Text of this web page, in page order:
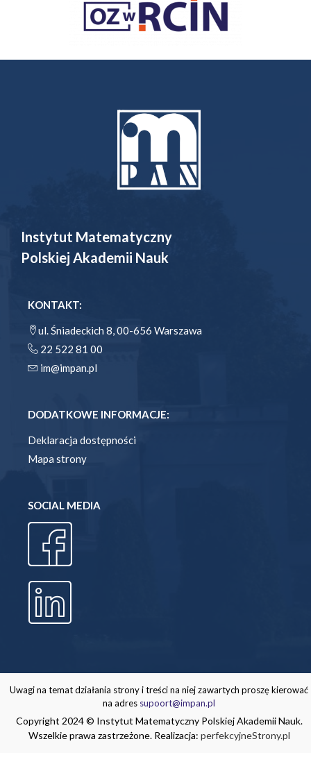
Instytut Matematyczny
Polskiej Akademii Nauk
KONTAKT:
ul. Śniadeckich 8, 00-656 Warszawa
22 522 81 00
im@impan.pl
DODATKOWE INFORMACJE:
Deklaracja dostępności
Mapa strony
SOCIAL MEDIA
Uwagi na temat działania strony i treści na niej zawartych proszę kierować
na adres supoort@impan.pl
Copyright 2024 © Instytut Matematyczny Polskiej Akademii Nauk.
Wszelkie prawa zastrzeżone. Realizacja: perfekcyjneStrony.pl